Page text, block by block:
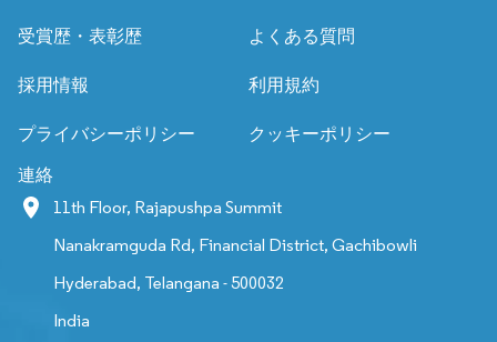
受賞歴・表彰歴 よくある質問
採用情報 利用規約
プライバシーポリシー クッキーポリシー
連絡
11th Floor, Rajapushpa Summit
Nanakramguda Rd, Financial District, Gachibowli
Hyderabad, Telangana - 500032
India